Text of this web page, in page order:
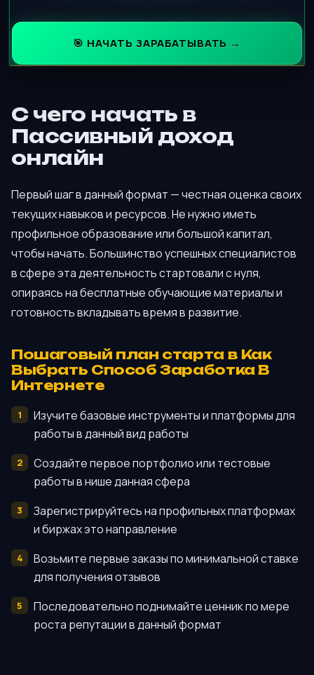
🎯 НАЧАТЬ ЗАРАБАТЫВАТЬ →
С чего начать в
Пассивный доход
онлайн
Первый шаг в данный формат — честная оценка своих
текущих навыков и ресурсов. Не нужно иметь
профильное образование или большой капитал,
чтобы начать. Большинство успешных специалистов
в сфере эта деятельность стартовали с нуля,
опираясь на бесплатные обучающие материалы и
готовность вкладывать время в развитие.
Пошаговый план старта в Как
Выбрать Способ Заработка В
Интернете
Изучите базовые инструменты и платформы для
работы в данный вид работы
Создайте первое портфолио или тестовые
работы в нише данная сфера
Зарегистрируйтесь на профильных платформах
и биржах это направление
Возьмите первые заказы по минимальной ставке
для получения отзывов
Последовательно поднимайте ценник по мере
роста репутации в данный формат